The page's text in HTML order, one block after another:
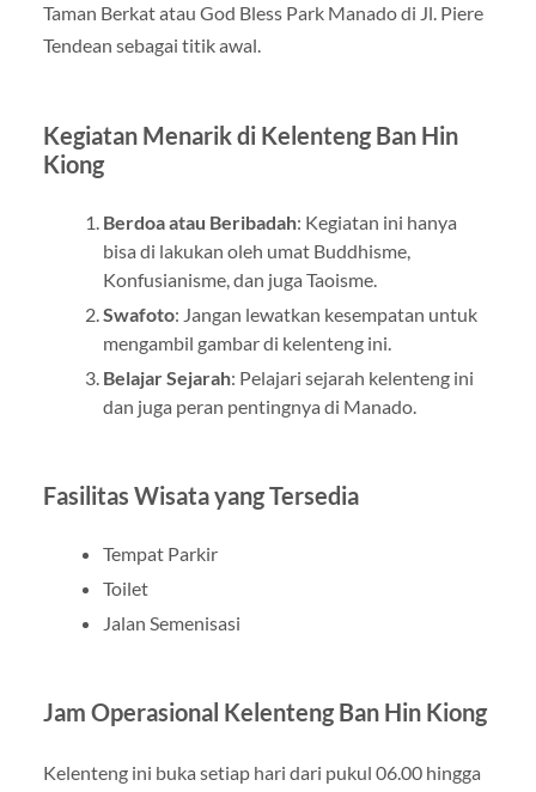
Taman Berkat atau God Bless Park Manado di Jl. Piere
Tendean sebagai titik awal.
Kegiatan Menarik di Kelenteng Ban Hin
Kiong
Berdoa atau Beribadah: Kegiatan ini hanya
bisa di lakukan oleh umat Buddhisme,
Konfusianisme, dan juga Taoisme.
Swafoto: Jangan lewatkan kesempatan untuk
mengambil gambar di kelenteng ini.
Belajar Sejarah: Pelajari sejarah kelenteng ini
dan juga peran pentingnya di Manado.
Fasilitas Wisata yang Tersedia
Tempat Parkir
Toilet
Jalan Semenisasi
Jam Operasional Kelenteng Ban Hin Kiong
Kelenteng ini buka setiap hari dari pukul 06.00 hingga